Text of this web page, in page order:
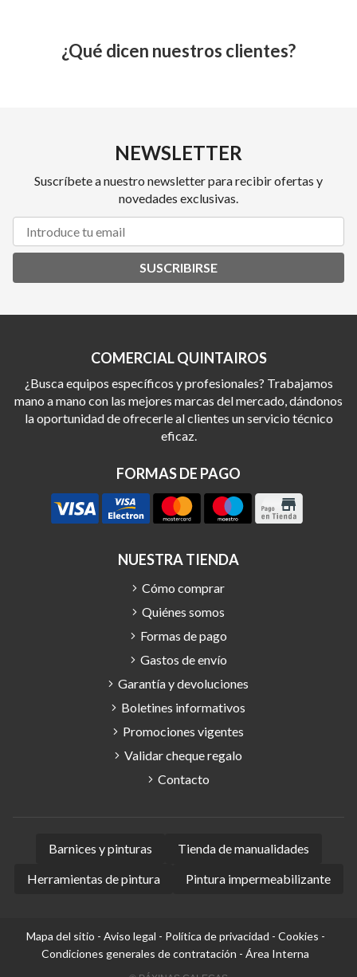
¿Qué dicen nuestros clientes?
NEWSLETTER
Suscríbete a nuestro newsletter para recibir ofertas y
novedades exclusivas.
SUSCRIBIRSE
COMERCIAL QUINTAIROS
¿Busca equipos específicos y profesionales? Trabajamos
mano a mano con las mejores marcas del mercado, dándonos
la oportunidad de ofrecerle al clientes un servicio técnico
eficaz.
FORMAS DE PAGO
NUESTRA TIENDA
Cómo comprar
Quiénes somos
Formas de pago
Gastos de envío
Garantía y devoluciones
Boletines informativos
Promociones vigentes
Validar cheque regalo
Contacto
Barnices y pinturas
Tienda de manualidades
Herramientas de pintura
Pintura impermeabilizante
Mapa del sitio - Aviso legal - Política de privacidad - Cookies -
Condiciones generales de contratación - Área Interna